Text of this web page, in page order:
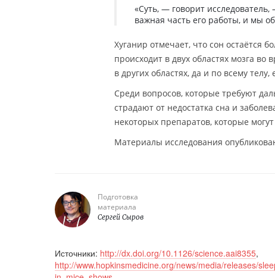
«Суть, — говорит
важная часть его работы, и мы
Хуганир отмечает, что сон остаётся
происходит в двух областях мозга
в других областях, да и по всему
Среди вопросов, которые требуют
страдают от недостатка сна и
некоторых препаратов, которые
Материалы исследования
Подготовка
материала
Сергей Сыров
Источники: http://dx.doi.org/10.1126/science.aai8355,
http://www.hopkinsmedicine.org/news/media/releases/